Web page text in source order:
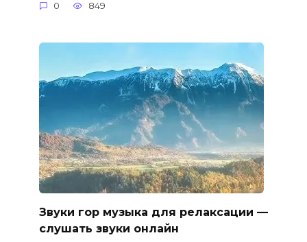
0 849
Звуки гор музыка для релаксации —
слушать звуки онлайн